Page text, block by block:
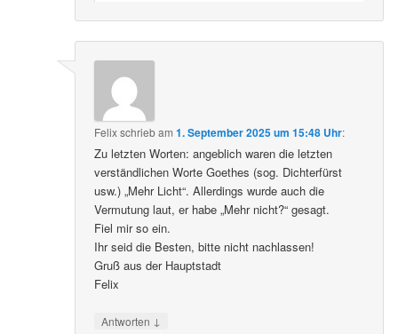
Felixschriebam1. September 2025 um 15:48 Uhr:
Zu letzten Worten: angeblich waren die letzten
verständlichen Worte Goethes (sog. Dichterfürst
usw.) „Mehr Licht“. Allerdings wurde auch die
Vermutung laut, er habe „Mehr nicht?“ gesagt.
Fiel mir so ein.
Ihr seid die Besten, bitte nicht nachlassen!
Gruß aus der Hauptstadt
Felix
Antworten ↓